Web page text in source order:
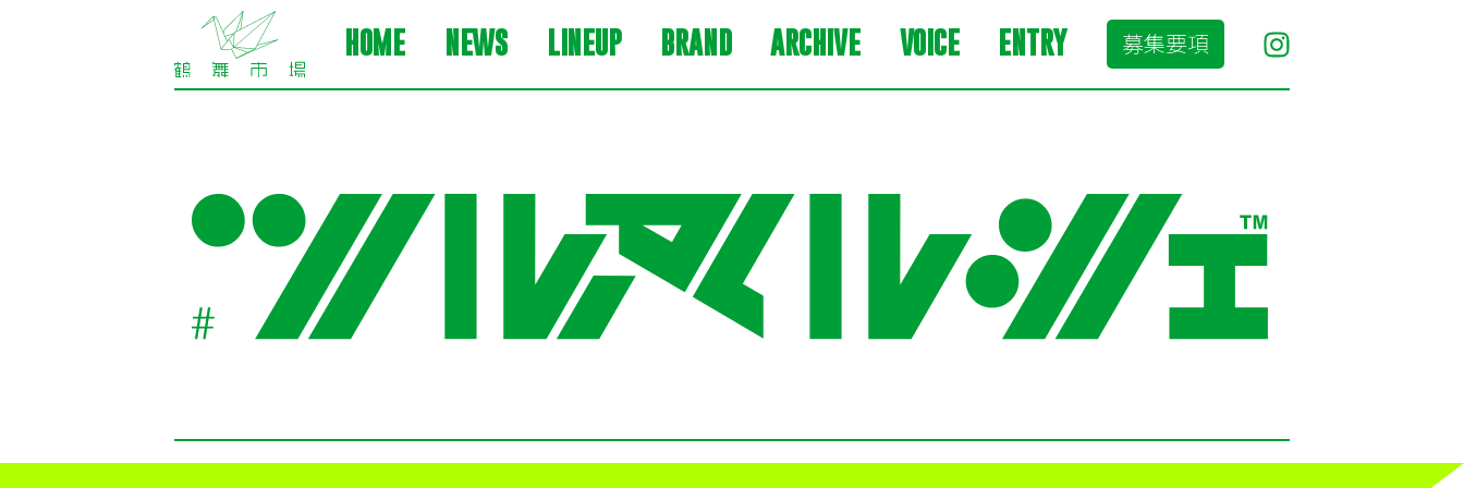
HOME NEWS LINEUP BRAND ARCHIVE VOICE ENTRY 募集要項